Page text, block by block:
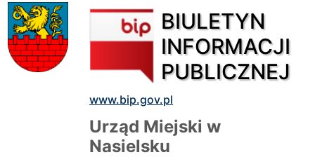
BIULETYN
INFORMACJI
PUBLICZNEJ
www.bip.gov.pl
Urząd Miejski w
Nasielsku